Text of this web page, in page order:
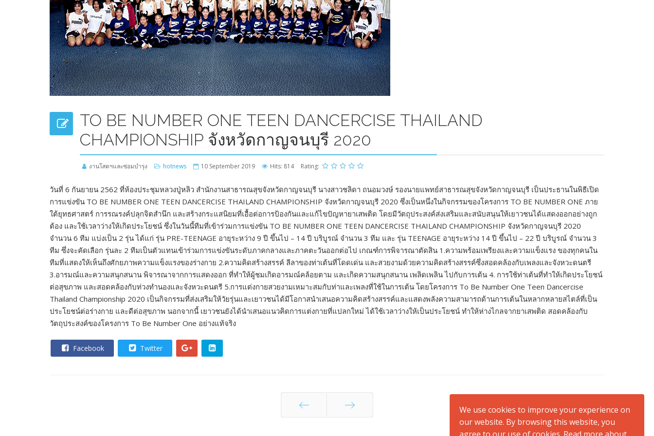
TO BE NUMBER ONE TEEN DANCERCISE THAILAND
CHAMPIONSHIP จังหวัดกาญจนบุรี 2020
งานโสตฯและซ่อมบำรุง hotnews 10 September 2019 Hits: 814 Rating:
วันที่ 6 กันยายน 2562 ที่ห้องประชุมหลวงปู่หลิว สำนักงานสาธารณสุขจังหวัดกาญจนบุรี นางสาวชลิดา ถนอมวงษ์ รองนายแพทย์สาธารณสุขจังหวัดกาญจนบุรี เป็นประธานในพิธีเปิด
การแข่งขัน TO BE NUMBER ONE TEEN DANCERCISE THAILAND CHAMPIONSHIP จังหวัดกาญจนบุรี 2020 ซึ่งเป็นหนึ่งในกิจกรรมของโครงการ TO BE NUMBER ONE ภาย
ใต้ยุทธศาสตร์ การรณรงค์ปลุกจิตสำนึก และสร้างกระแสนิยมที่เอื้อต่อการป้องกันและแก้ไขปัญหายาเสพติด โดยมีวัตถุประสงค์ส่งเสริมและสนับสนุนให้เยาวชนได้แสดงออกอย่างถูก
ต้อง และใช้เวลาว่างให้เกิดประโยชน์ ซึ่งในวันนี้ทีมที่เข้าร่วมการแข่งขัน TO BE NUMBER ONE TEEN DANCERCISE THAILAND CHAMPIONSHIP จังหวัดกาญจนบุรี 2020
จำนวน 6 ทีม แบ่งเป็น 2 รุ่น ได้แก่ รุ่น PRE-TEENAGE อายุระหว่าง 9 ปี ขึ้นไป – 14 ปี บริบูรณ์ จำนวน 3 ทีม และ รุ่น TEENAGE อายุระหว่าง 14 ปี ขึ้นไป – 22 ปี บริบูรณ์ จำนวน 3
ทีม ซึ่งจะคัดเลือก รุ่นละ 2 ทีมเป็นตัวแทนเข้าร่วมการแข่งขันระดับภาคกลางและภาคตะวันออกต่อไป เกณฑ์การพิจารณาตัดสิน 1.ความพร้อมเพรียงและความแข็งแรง ของทุกคนใน
ทีมที่แสดงให้เห็นถึงศักยภาพความแข็งแรงของร่างกาย 2.ความคิดสร้างสรรค์ ลีลาของท่าเต้นที่โดดเด่น และสวยงามด้วยความคิดสร้างสรรค์ซึ่งสอดคล้องกับเพลงและจังหวะดนตรี
3.อารมณ์และความสนุกสนาน พิจารณาจากการแสดงออก ที่ทำให้ผู้ชมเกิดอารมณ์คล้อยตาม และเกิดความสนุกสนาน เพลิดเพลิน ไปกับการเต้น 4. การใช้ท่าเต้นที่ทำให้เกิดประโยชน์
ต่อสุขภาพ และสอดคล้องกับท่วงทำนองและจังหวะดนตรี 5.การแต่งกายสวยงามเหมาะสมกับท่าและเพลงที่ใช้ในการเต้น โดยโครงการ To Be Number One Teen Dancercise
Thailand Championship 2020 เป็นกิจกรรมที่ส่งเสริมให้วัยรุ่นและเยาวชนได้มีโอกาสนำเสนอความคิดสร้างสรรค์และแสดงพลังความสามารถด้านการเต้นในหลากหลายสไตล์ที่เป็น
ประโยชน์ต่อร่างกาย และดีต่อสุขภาพ นอกจากนี้ เยาวชนยังได้นำเสนอแนวคิดการแต่งกายที่แปลกใหม่ ได้ใช้เวลาว่างให้เป็นประโยชน์ ทำให้ห่างไกลจากยาเสพติด สอดคล้องกับ
วัตถุประสงค์ของโครงการ To Be Number One อย่างแท้จริง
Facebook Twitter
We use cookies to improve your experience on
our website. By browsing this website, you